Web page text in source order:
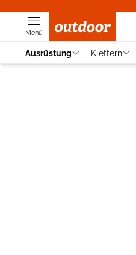
Menü
Ausrüstung Klettern